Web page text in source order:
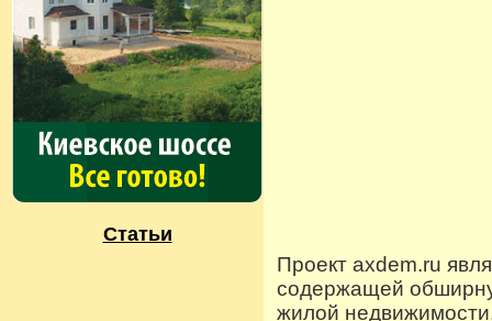
Статьи
Проект axdem.ru
содержащей
жилой